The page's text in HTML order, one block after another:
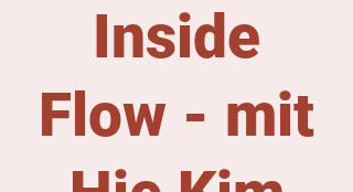
Inside
Flow - mit